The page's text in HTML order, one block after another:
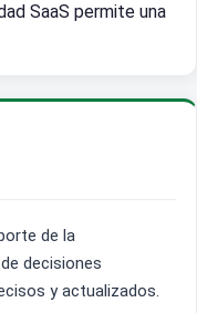
SaaS permite una
de la
decisiones
y actualizados.